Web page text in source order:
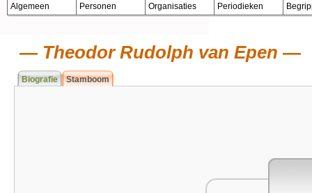
Algemeen Personen Organisaties Periodieken
Theodor Rudolph van Epen
Biografie Stamboom